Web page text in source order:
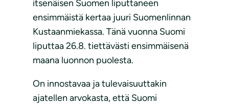
itsenäisen Suomen liputtaneen
ensimmäistä kertaa juuri Suomenlinnan
Kustaanmiekassa. Tänä vuonna Suomi
liputtaa 26.8. tiettävästi ensimmäisenä
maana luonnon puolesta.
On innostavaa ja tulevaisuuttakin
ajatellen arvokasta, että Suomi